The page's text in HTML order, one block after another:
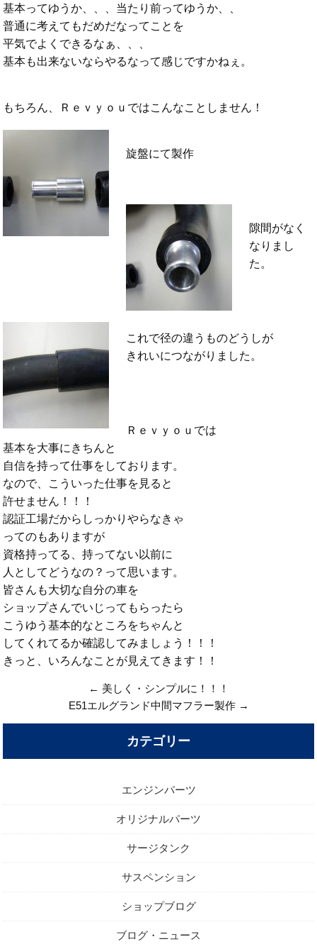
基本ってゆうか、、、当たり前ってゆうか、、
普通に考えてもだめだなってことを
平気でよくできるなぁ、、、
基本も出来ないならやるなって感じですかねぇ。
もちろん、Ｒｅｖｙｏｕではこんなことしません！
旋盤にて製作
隙間がなく
なりまし
た。
これで径の違うものどうしが
きれいにつながりました。
Ｒｅｖｙｏｕでは
基本を大事にきちんと
自信を持って仕事をしております。
なので、こういった仕事を見ると
許せません！！！
認証工場だからしっかりやらなきゃ
ってのもありますが
資格持ってる、持ってない以前に
人としてどうなの？って思います。
皆さんも大切な自分の車を
ショップさんでいじってもらったら
こうゆう基本的なところをちゃんと
してくれてるか確認してみましょう！！！
きっと、いろんなことが見えてきます！！
← 美しく・シンプルに！！！
E51エルグランド中間マフラー製作→
カテゴリー
エンジンパーツ
オリジナルパーツ
サージタンク
サスペンション
ショップブログ
ブログ・ニュース